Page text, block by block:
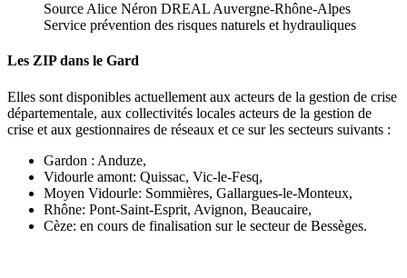
Source Alice Néron DREAL Auvergne-Rhône-Alpes
Service prévention des risques naturels et hydrauliques
Les ZIP dans le Gard
Elles sont disponibles actuellement aux acteurs de la gestion de crise
départementale, aux collectivités locales acteurs de la gestion de
crise et aux gestionnaires de réseaux et ce sur les secteurs suivants :
Gardon : Anduze,
Vidourle amont: Quissac, Vic-le-Fesq,
Moyen Vidourle: Sommières, Gallargues-le-Monteux,
Rhône: Pont-Saint-Esprit, Avignon, Beaucaire,
Cèze: en cours de finalisation sur le secteur de Bessèges.